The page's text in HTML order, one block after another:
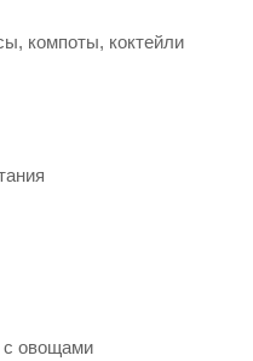
компоты, коктейли
овощами